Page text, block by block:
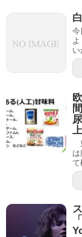
今
い
上
て